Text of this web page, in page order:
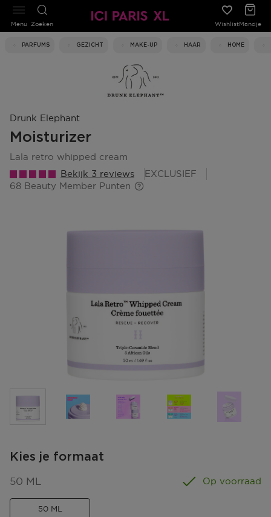
Zoeken WishlistMandje
PARFUMS GEZICHT MAKE-UP HAAR HOME
Menu
Drunk Elephant
Moisturizer
lala retro whipped cream
Bekijk 3 reviews
EXCLUSIEF
68 Beauty Member Punten
Kies je formaat
50 ML Op voorraad
50 ML